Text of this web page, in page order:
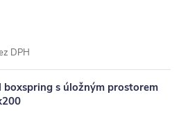
DPH
boxspring s úložným prostorem